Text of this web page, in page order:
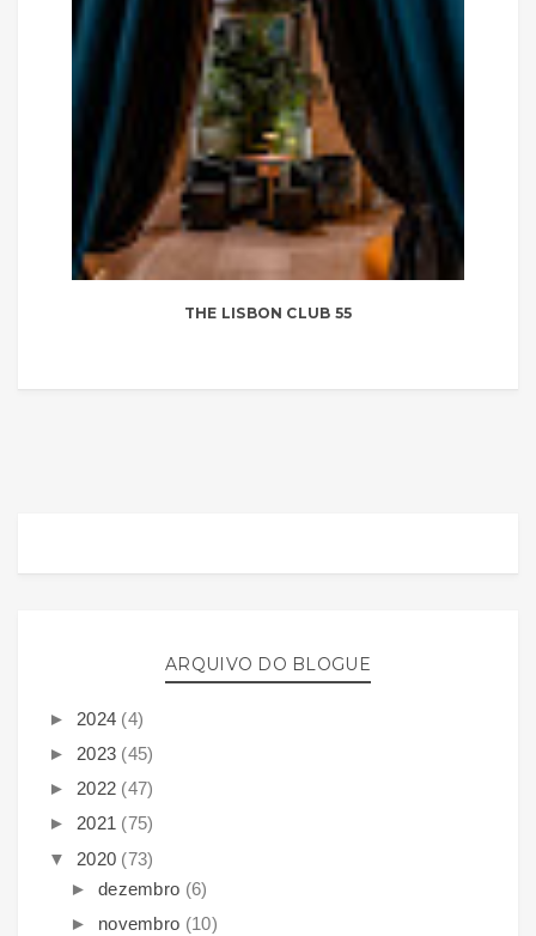
THE LISBON CLUB 55
ARQUIVO DO BLOGUE
► 2024 (4)
► 2023 (45)
► 2022 (47)
► 2021 (75)
▼ 2020 (73)
► dezembro (6)
► novembro (10)